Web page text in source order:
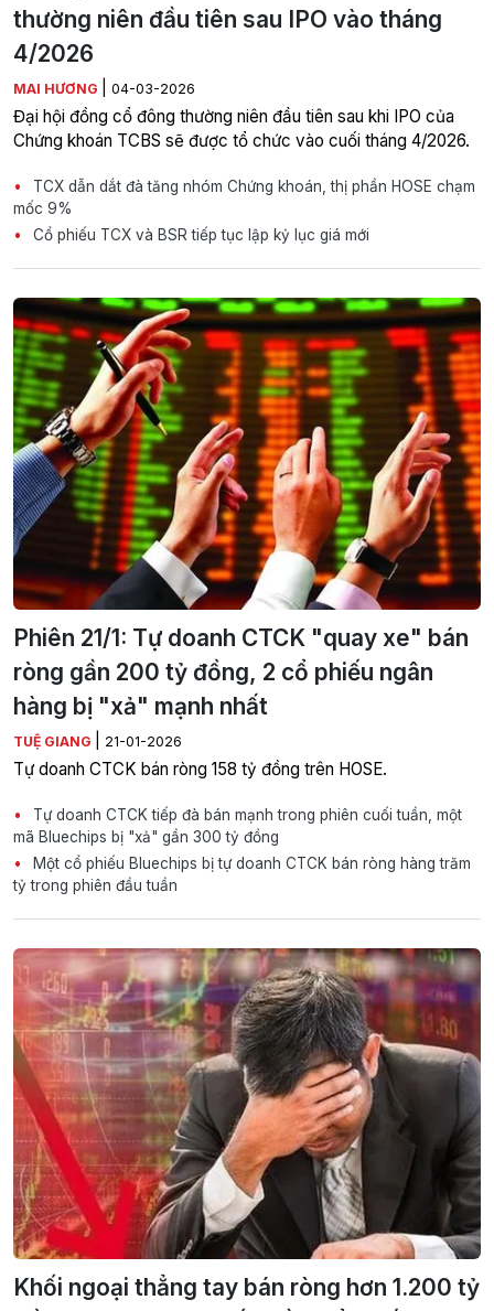
thường niên đầu tiên sau IPO vào tháng
4/2026
MAI HƯƠNG 04-03-2026
Đại hội đồng cổ đông thường niên đầu tiên sau khi IPO của
Chứng khoán TCBS sẽ được tổ chức vào cuối tháng 4/2026.
TCX dẫn dắt đà tăng nhóm Chứng khoán, thị phần HOSE chạm
mốc 9%
Cổ phiếu TCX và BSR tiếp tục lập kỷ lục giá mới
Phiên 21/1: Tự doanh CTCK "quay xe" bán
ròng gần 200 tỷ đồng, 2 cổ phiếu ngân
hàng bị "xả" mạnh nhất
TUỆ GIANG 21-01-2026
Tự doanh CTCK bán ròng 158 tỷ đồng trên HOSE.
Tự doanh CTCK tiếp đà bán mạnh trong phiên cuối tuần, một
mã Bluechips bị "xả" gần 300 tỷ đồng
Một cổ phiếu Bluechips bị tự doanh CTCK bán ròng hàng trăm
tỷ trong phiên đầu tuần
Khối ngoại thẳng tay bán ròng hơn 1.200 tỷ